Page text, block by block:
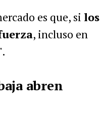
es que, si los
, incluso en
abren